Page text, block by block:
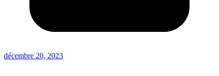
décembre 20, 2023